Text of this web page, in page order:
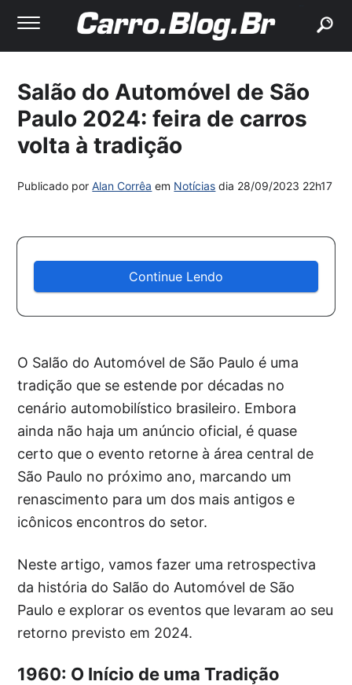
Salão do Automóvel de São
Paulo 2024: feira de carros
volta à tradição
Publicado porAlan Corrêa em Notícias dia 28/09/2023 22h17
Continue Lendo
O Salão do Automóvel de São Paulo é uma
tradição que se estende por décadas no
cenário automobilístico brasileiro. Embora
ainda não haja um anúncio oficial, é quase
certo que o evento retorne à área central de
São Paulo no próximo ano, marcando um
renascimento para um dos mais antigos e
icônicos encontros do setor.
Neste artigo, vamos fazer uma retrospectiva
da história do Salão do Automóvel de São
Paulo e explorar os eventos que levaram ao seu
retorno previsto em 2024.
1960: O Início de uma Tradição